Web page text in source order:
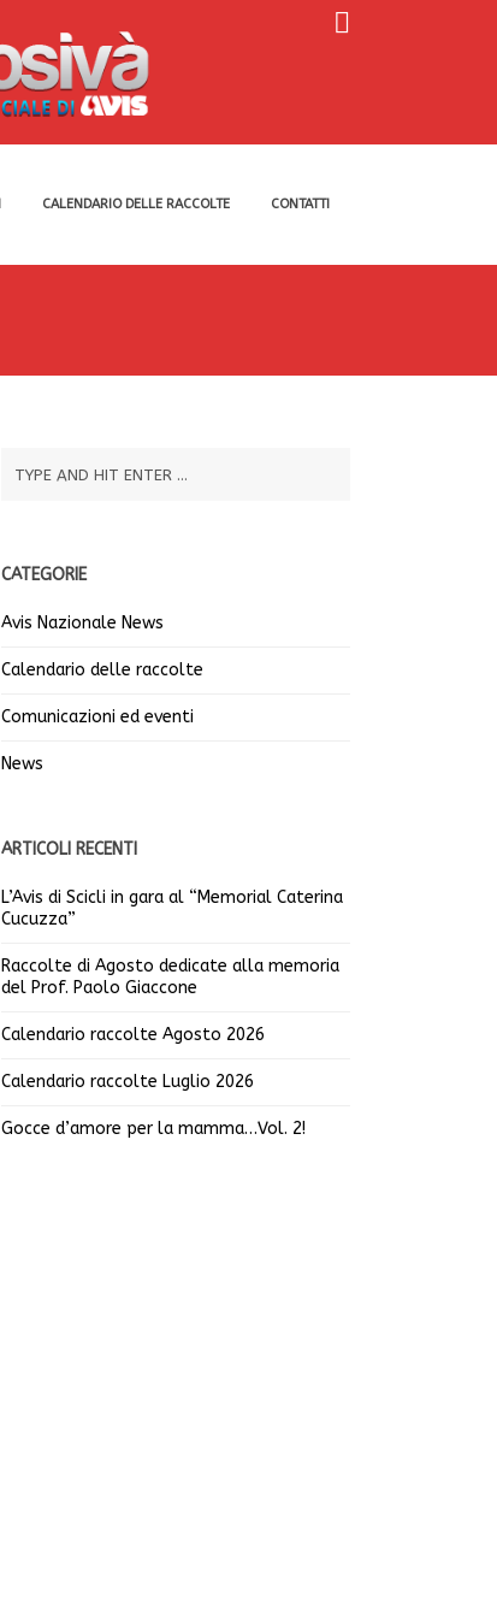
CALENDARIO DELLE RACCOLTE CONTATTI
CATEGORIE
Avis Nazionale News
Calendario delle raccolte
Comunicazioni ed eventi
News
ARTICOLI RECENTI
L’Avis di Scicli in gara al “Memorial Caterina
Cucuzza”
Raccolte di Agosto dedicate alla memoria
del Prof. Paolo Giaccone
Calendario raccolte Agosto 2026
Calendario raccolte Luglio 2026
Gocce d’amore per la mamma…Vol. 2!